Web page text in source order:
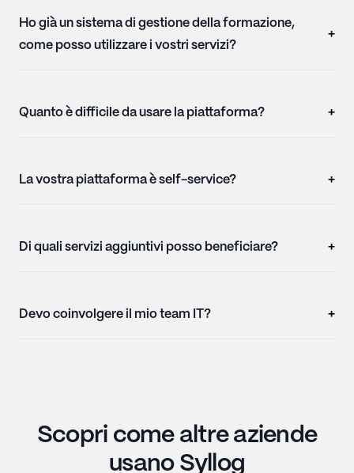
Ho già un sistema di gestione della formazione,
come posso utilizzare i vostri servizi?
+
Quanto è difficile da usare la piattaforma? +
La vostra piattaforma è self-service? +
Di quali servizi aggiuntivi posso beneficiare? +
Devo coinvolgere il mio team IT? +
Scopri come altre aziende
usano Syllog